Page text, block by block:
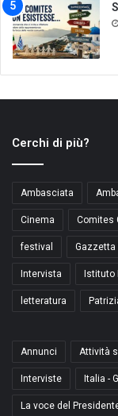
Cerchi di più?
Ambasciata
Cinema Comites
festival Gazzetta
Intervista Istituto
letteratura
Annunci Attività
Interviste Italia -
La voce del